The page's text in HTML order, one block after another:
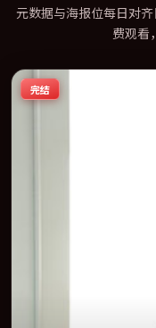
元数据与海报位每日对
费观看
完结